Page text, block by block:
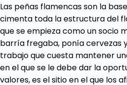
Las peñas flamencas son la
cimenta toda la estructura del
que se empieza como un socio
barría fregaba, ponía cervezas
trabajo que cuesta mantener
en el que se le debe dar la
valores, es el sitio en el que los